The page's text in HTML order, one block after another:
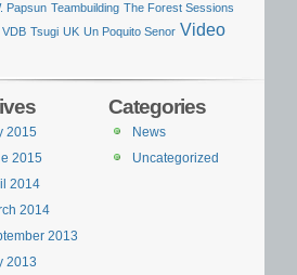
Papsun Teambuilding The Forest Sessions
Tsugi UK Un Poquito Senor Video
Categories
News
Uncategorized
2015
2015
2014
2014
2013
2013